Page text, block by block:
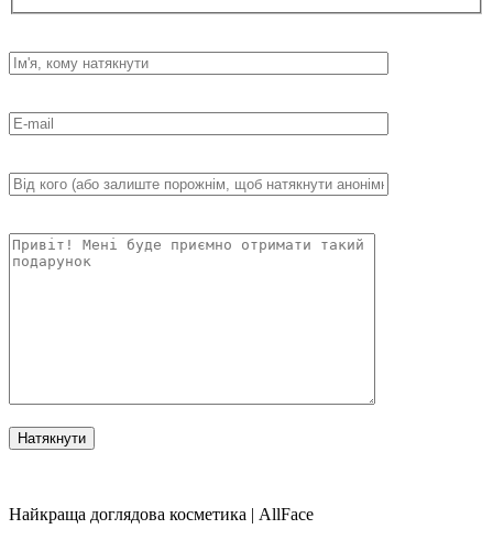
Найкраща доглядова косметика | AllFace